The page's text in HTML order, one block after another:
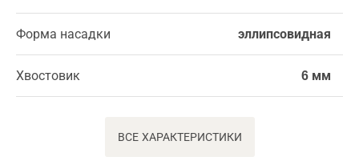
Форма насадки эллипсовидная
Хвостовик 6 мм
ВСЕ ХАРАКТЕРИСТИКИ